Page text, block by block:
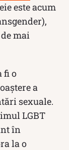
este acum
mai
fi o
a
sexuale.
LGBT
în
la o